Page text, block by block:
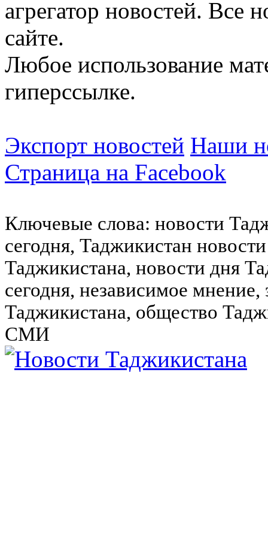
агрегатор новостей. Все
сайте.
Любое использование
гиперссылке.
Экспорт новостей Наши
Страница на Facebook
Ключевые слова: новости
сегодня, Таджикистан
Таджикистана, новости дня
сегодня, независимое
Таджикистана, общество
СМИ